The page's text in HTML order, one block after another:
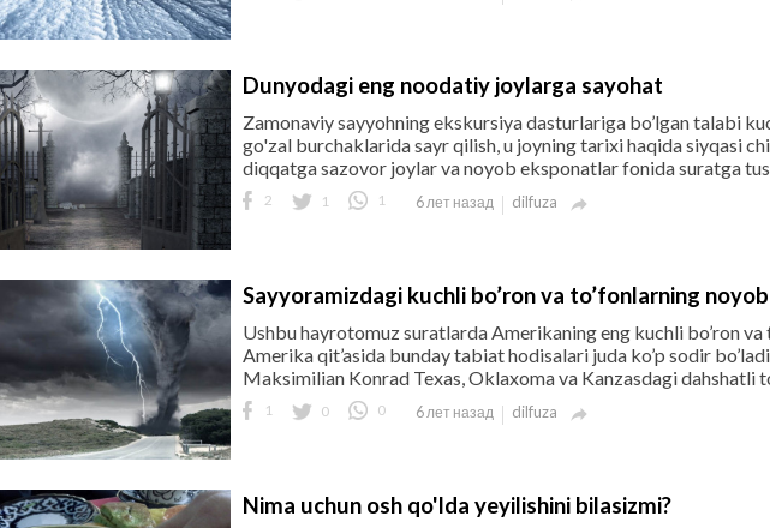
Dunyodagi eng noodatiy joylarga sayohat
Zamonaviy sayyohning ekskursiya dasturlariga bo’lgan talabi
go'zal burchaklarida sayr qilish, u joyning tarixi haqida siyqasi
diqqatga sazovor joylar va noyob eksponatlar fonida suratga
2 1 1 6 лет назад dilfuza 
Sayyoramizdagi kuchli bo’ron va to’fonlarning
Ushbu hayrotomuz suratlarda Amerikaning eng kuchli bo’ron va
Amerika qit’asida bunday tabiat hodisalari juda ko’p sodir
Maksimilian Konrad Texas, Oklaxoma va Kanzasdagi dahshatli
1 0 0 6 лет назад dilfuza 
Nima uchun osh qo'lda yeyilishini bilasizmi?